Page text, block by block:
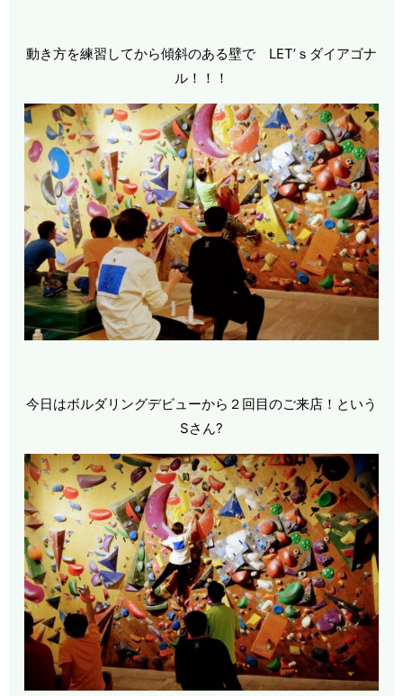
動き方を練習してから傾斜のある壁で LET’ｓダイアゴナ
ル！！！
今日はボルダリングデビューから２回目のご来店！という
Sさん?